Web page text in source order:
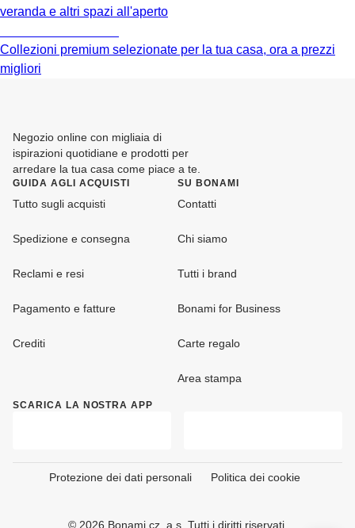
veranda e altri spazi all'aperto
Collezioni premium selezionate per la tua casa, ora a prezzi
migliori
Negozio online con migliaia di
ispirazioni quotidiane e prodotti per
arredare la tua casa come piace a te.
GUIDA AGLI ACQUISTI
Tutto sugli acquisti
Spedizione e consegna
Reclami e resi
Pagamento e fatture
Crediti
SU BONAMI
Contatti
Chi siamo
Tutti i brand
Bonami for Business
Carte regalo
Area stampa
SCARICA LA NOSTRA APP
Protezione dei dati personali Politica dei cookie
© 2026 Bonami.cz, a.s. Tutti i diritti riservati.